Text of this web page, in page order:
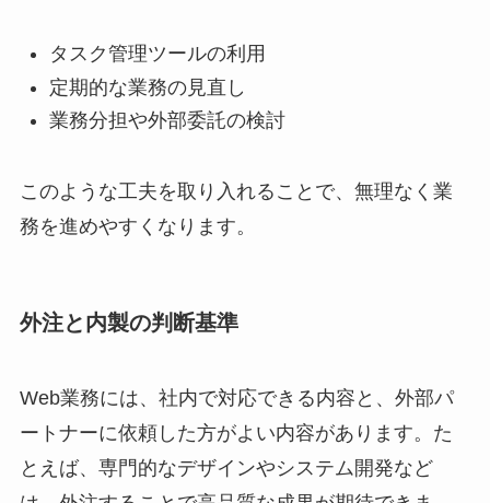
タスク管理ツールの利用
定期的な業務の見直し
業務分担や外部委託の検討
このような工夫を取り入れることで、無理なく業
務を進めやすくなります。
外注と内製の判断基準
Web業務には、社内で対応できる内容と、外部パ
ートナーに依頼した方がよい内容があります。た
とえば、専門的なデザインやシステム開発など